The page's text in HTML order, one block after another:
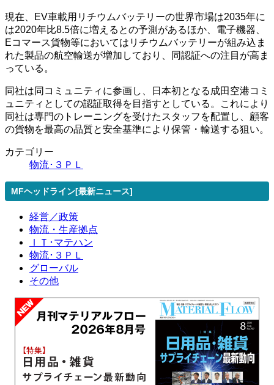
現在、EV車載用リチウムバッテリーの世界市場は2035年に
は2020年比8.5倍に増えるとの予測があるほか、電子機器、
Eコマース貨物等においてはリチウムバッテリーが組み込ま
れた製品の航空輸送が増加しており、同認証への注目が高ま
っている。
同社は同コミュニティに参画し、日本初となる成田空港コミ
ュニティとしての認証取得を目指すとしている。これにより
同社は専門のトレーニングを受けたスタッフを配置し、顧客
の貨物を最高の品質と安全基準により保管・輸送する狙い。
カテゴリー
物流･３ＰＬ
MFヘッドライン[最新ニュース]
経営／政策
物流・生産拠点
ＩＴ･マテハン
物流･３ＰＬ
グローバル
その他